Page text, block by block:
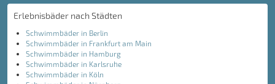
Erlebnisbäder nach Städten
Schwimmbäder in Berlin
Schwimmbäder in Frankfurt am Main
Schwimmbäder in Hamburg
Schwimmbäder in Karlsruhe
Schwimmbäder in Köln